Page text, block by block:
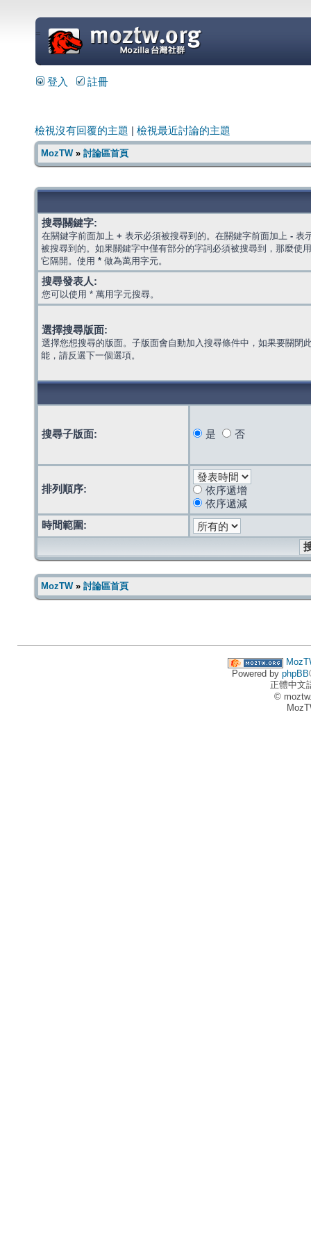
=
登入 註冊
檢視沒有回覆的主題 檢視最近討論的主題
MozTW» 討論區首頁
搜尋關鍵字:
在關鍵字前面加上 + 表示必須被搜尋到的。在關鍵字前面加上 - 表
被搜尋到的。如果關鍵字中僅有部分的字詞必須被搜尋到，那麼使
它隔開。使用 * 做為萬用字元。
搜尋發表人:
您可以使用 * 萬用字元搜尋。
選擇搜尋版面:
選擇您想搜尋的版面。子版面會自動加入搜尋條件中，如果要關閉
能，請反選下一個選項。
搜尋子版面: 是 否
排列順序:
依序遞增
依序遞減
時間範圍:
MozTW» 討論區首頁
Powered by phpBB
正體中文
©